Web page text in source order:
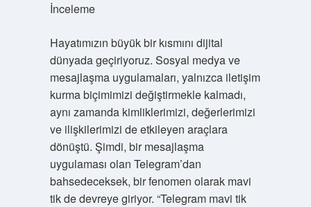
İnceleme
Hayatımızın büyük bir kısmını dijital
dünyada geçiriyoruz. Sosyal medya ve
mesajlaşma uygulamaları, yalnızca iletişim
kurma biçimimizi değiştirmekle kalmadı,
aynı zamanda kimliklerimizi, değerlerimizi
ve ilişkilerimizi de etkileyen araçlara
dönüştü. Şimdi, bir mesajlaşma
uygulaması olan Telegram’dan
bahsedeceksek, bir fenomen olarak mavi
tik de devreye giriyor. “Telegram mavi tik